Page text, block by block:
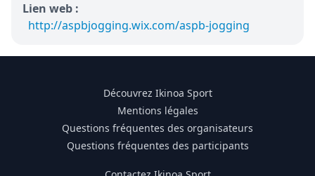
Lien web :
http://aspbjogging.wix.com/aspb-jogging
Découvrez Ikinoa Sport
Mentions légales
Questions fréquentes des organisateurs
Questions fréquentes des participants